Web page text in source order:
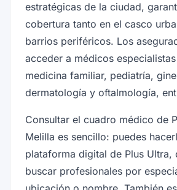
estratégicas de la ciudad,
cobertura tanto en el casco
barrios periféricos. Los
acceder a médicos
medicina familiar, pediatría,
dermatología y oftalmología,
Consultar el cuadro médico de
Melilla es sencillo: puedes
plataforma digital de Plus Ultra,
buscar profesionales por